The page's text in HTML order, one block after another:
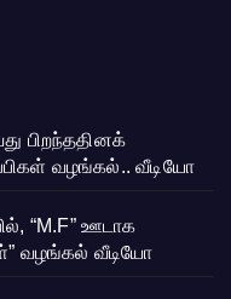
பிறந்ததினக்
வழங்கல்.. வீடியோ
“M.F” ஊடாக
வழங்கல் வீடியோ